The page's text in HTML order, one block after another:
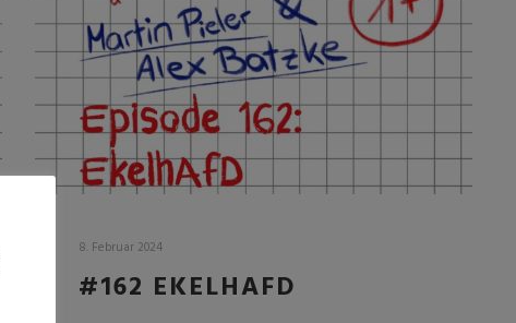
8. Februar 2024
#162 EKELHAFD